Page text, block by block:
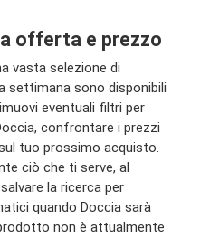
offerta e prezzo
vasta selezione di
settimana sono disponibili
eventuali filtri per
confrontare i prezzi
tuo prossimo acquisto.
ciò che ti serve, al
la ricerca per
quando Doccia sarà
non è attualmente